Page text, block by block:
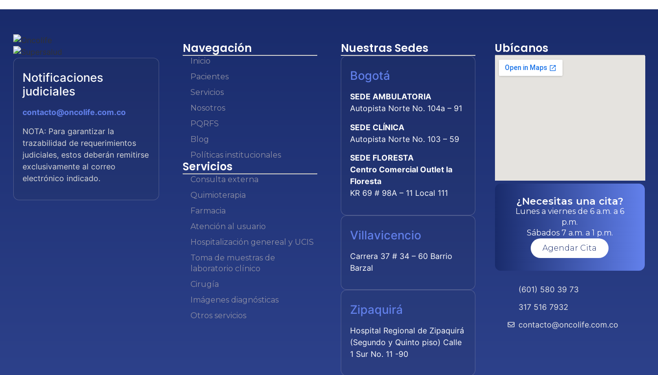
Notificaciones
judiciales
contacto@oncolife.com.co
NOTA: Para garantizar la
trazabilidad de requerimientos
judiciales, estos deberán remitirse
exclusivamente al correo
electrónico indicado.
Navegación
Inicio
Pacientes
Servicios
Nosotros
PQRFS
Blog
Políticas institucionales
Servicios
Consulta externa
Quimioterapia
Farmacia
Atención al usuario
Hospitalización genereal y UCIS
Toma de muestras de
laboratorio clínico
Cirugía
Imágenes diagnósticas
Otros servicios
Nuestras Sedes
Bogotá
SEDE AMBULATORIA
Autopista Norte No. 104a – 91
SEDE CLÍNICA
Autopista Norte No. 103 – 59
SEDE FLORESTA
Centro Comercial Outlet la
Floresta
KR 69 # 98A – 11 Local 111
Villavicencio
Carrera 37 # 34 – 60 Barrio
Barzal
Zipaquirá
Hospital Regional de Zipaquirá
(Segundo y Quinto piso) Calle
1 Sur No. 11 -90
Ubícanos
¿Necesitas una cita?
Lunes a viernes de 6 a.m. a 6
p.m.
Sábados 7 a.m. a 1 p.m.
Agendar Cita
(601) 580 39 73
317 516 7932
contacto@oncolife.com.co